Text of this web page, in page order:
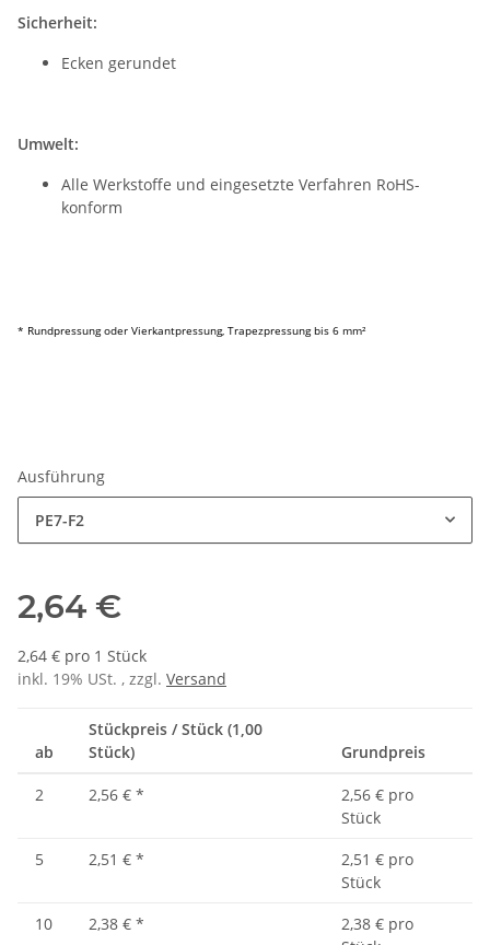
Sicherheit:
Ecken gerundet
Umwelt:
Alle Werkstoffe und eingesetzte Verfahren RoHS-
konform
* Rundpressung oder Vierkantpressung, Trapezpressung bis 6 mm²
Ausführung
PE7-F2
2,64 €
2,64 € pro 1 Stück
inkl. 19% USt. , zzgl. Versand
ab
Stückpreis / Stück (1,00
Stück)
Grundpreis
2 2,56 € *
2,56 € pro
Stück
5
2,51 € *
2,51 € pro
Stück
10
2,38 € *
2,38 € pro